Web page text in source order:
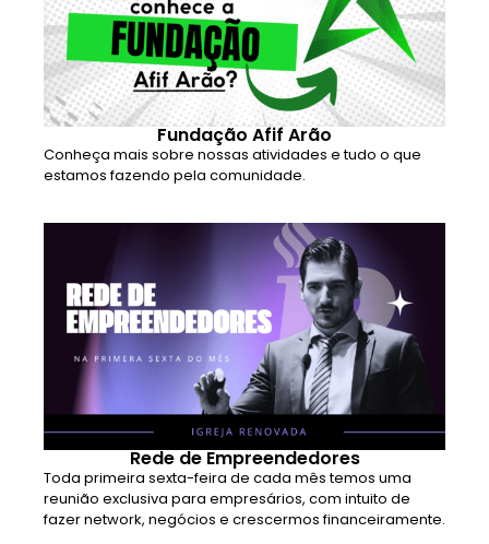
Fundação Afif Arão
Conheça mais sobre nossas atividades e tudo o que
estamos fazendo pela comunidade.
Rede de Empreendedores
Toda primeira sexta-feira de cada mês temos uma
reunião exclusiva para empresários, com intuito de
fazer network, negócios e crescermos financeiramente.